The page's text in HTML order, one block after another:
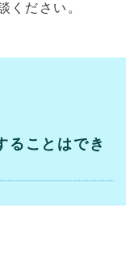
ください。
ることはでき